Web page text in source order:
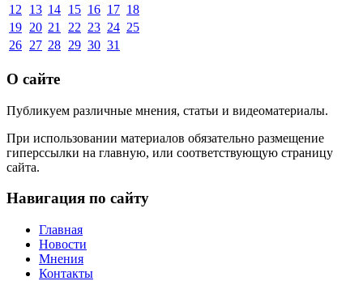
12
13 14 15 16 17 18
19 20 21 22 23 24 25
26 27 28 29 30 31
О сайте
Публикуем различные мнения, статьи и видеоматериалы.
При использовании материалов обязательно размещение
гиперссылки на главную, или соответствующую страницу
сайта.
Навигация по сайту
Главная
Новости
Мнения
Контакты